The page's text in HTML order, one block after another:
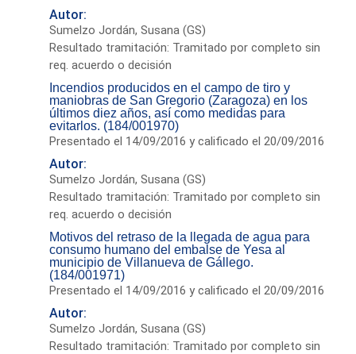
Autor:
Sumelzo Jordán, Susana (GS)
Resultado tramitación: Tramitado por completo sin
req. acuerdo o decisión
Incendios producidos en el campo de tiro y
maniobras de San Gregorio (Zaragoza) en los
últimos diez años, así como medidas para
evitarlos. (184/001970)
Presentado el 14/09/2016 y calificado el 20/09/2016
Autor:
Sumelzo Jordán, Susana (GS)
Resultado tramitación: Tramitado por completo sin
req. acuerdo o decisión
Motivos del retraso de la llegada de agua para
consumo humano del embalse de Yesa al
municipio de Villanueva de Gállego.
(184/001971)
Presentado el 14/09/2016 y calificado el 20/09/2016
Autor:
Sumelzo Jordán, Susana (GS)
Resultado tramitación: Tramitado por completo sin